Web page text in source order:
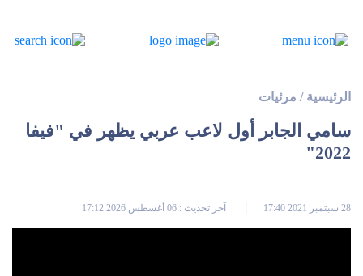
الرئيسية / مرئيات
سامي الجابر أول لاعب عربي يظهر في "فيفا
2022"
28 سبتمبر 2021 17:40 آخر تحديث : 06 أغسطس 2026 17:12